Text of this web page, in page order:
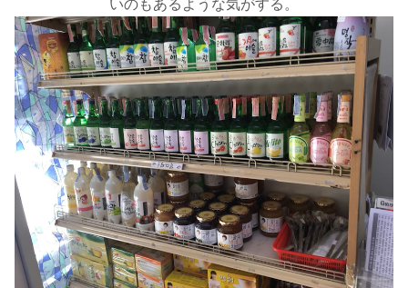
いのもあるような気がする。